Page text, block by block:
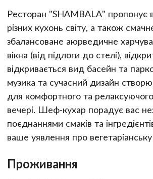
Ресторан "SHAMBALA" пропонує
різних кухонь світу, а також
збалансоване аюрведичне
вікна (від підлоги до стелі),
відкривається вид басейн та
музика та сучасний дизайн
для комфортного та
вечері. Шеф-кухар порадує вас
поєднаннями смаків та
ваше уявлення про
Проживання